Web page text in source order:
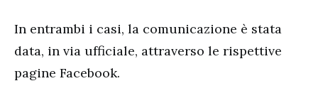
In entrambi i casi, la comunicazione è stata
data, in via ufficiale, attraverso le rispettive
pagine Facebook.